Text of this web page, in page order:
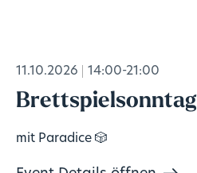
11.10.2026 14:00-21:00
Brettspielsonntag
mit Paradice 🎲